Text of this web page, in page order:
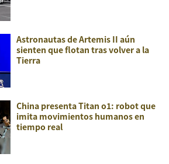
Astronautas de Artemis II aún
sienten que flotan tras volver a la
Tierra
China presenta Titan o1: robot que
imita movimientos humanos en
tiempo real